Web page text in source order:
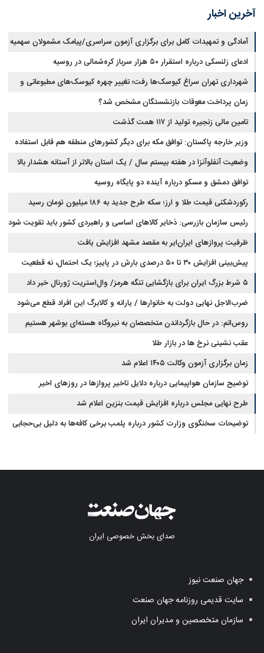
آخرین اخبار
آمادگی و تمهیدات کامل برای برگزاری آزمون سراسری/پیامک مشمولان سهمیه
جنگ جعلی است
ادعای زلنسکی درباره استقرار ۵۰ هزار سرباز کره‌شمالی در روسیه
شهرداری تهران سراغ کیوسک‌ها رفت؛ تغییر چهره کیوسک‌های مطبوعاتی و
گل‌وگیاه
زمان پرداخت معوقات بازنشستگان مشخص شد؟
تامین مالی زنجیره تولید از ۱۱۷ همت گذشت
وزیر خارجه پاکستان: توافق مکه برای دیگر کشورهای منطقه هم قابل استفاده
است
وضعیت آنفلوآنزا در هفته بیستم سال / یک استان بالاتر از آستانه هشدار بالا
توافق دمشق و مسکو درباره آینده دو پایگاه روسیه
رکوردشکنی قیمت طلا و ارز؛ سکه طرح جدید به ۱۸۶ میلیون تومان رسید
رئیس سازمان بازرسی: ذخایر کالاهای اساسی و راهبردی کشور باید تقویت شود
ظرفیت پروازهای ایران‌ایر به مقصد مشهد افزایش یافت
پیش‌بینی افزایش ۳۰ تا ۵۰ درصدی بارش در پاییز؛ یک احتمال، نه قطعیت
۵ شرط بزرگ ایران برای بازگشایی تنگه هرمز/ وال‌استریت ژورنال خبر داد
ضرب‌الاجل نهایی دولت به خانوارها / یارانه و کالابرگ این افراد قطع می‌شود
روس‌اتم: در حال بازگرداندن متخصصان به نیروگاه هسته‌ای بوشهر هستیم
عقب نشینی نرخ ها در بازار طلا
زمان برگزاری آزمون وکالت ۱۴۰۵ اعلام شد
توضیح سازمان هواپیمایی درباره دلایل تاخیر پروازها در روزهای اخیر
طرح نهایی مجلس درباره افزایش قیمت بنزین اعلام شد
توضیحات سخنگوی وزارت کشور درباره پلمب برخی کافه‌ها به دلیل بی‌حجابی
صدای بخش خصوصی ایران
جهان صنعت نیوز
سایت قدیمی روزنامه جهان صنعت
سازمان متخصصین و مدیران ایران